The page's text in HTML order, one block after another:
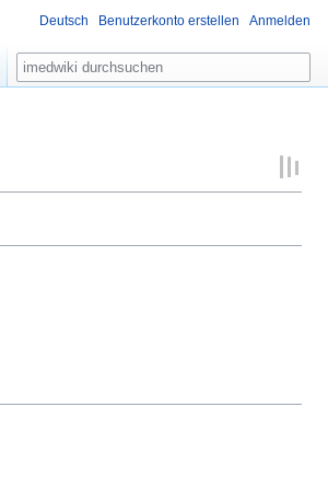
Deutsch Benutzerkonto erstellen Anmelden
Suche